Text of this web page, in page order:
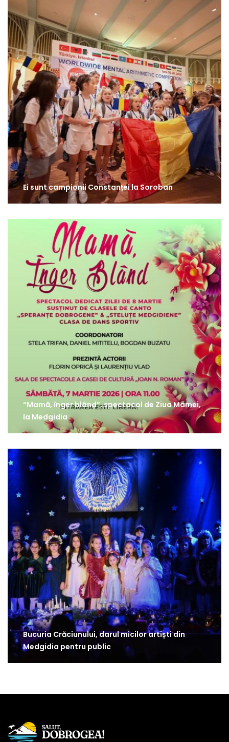
Ei sunt campionii Constanței la Soroban
“Mamă, înger blând”, spectacol de Ziua Mamei,
la Medgidia
Bucuria Crăciunului, darul micilor artiști din
Medgidia pentru public